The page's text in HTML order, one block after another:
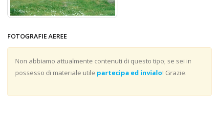
FOTOGRAFIE AEREE
Non abbiamo attualmente contenuti di questo tipo; se sei in
possesso di materiale utile partecipa ed invialo! Grazie.